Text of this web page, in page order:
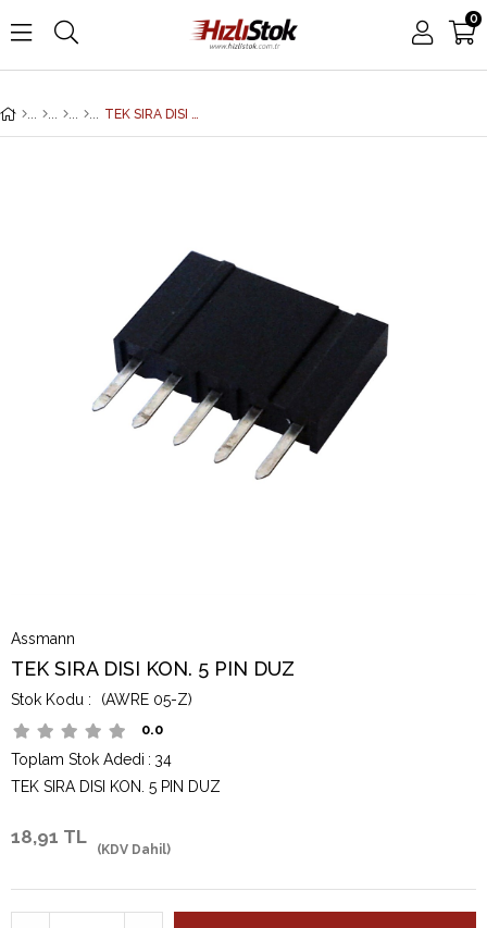
0
TEK SIRA DISI KON. 5 PIN DUZ
Assmann
TEK SIRA DISI KON. 5 PIN DUZ
(AWRE 05-Z)
0.0
Toplam Stok Adedi : 34
TEK SIRA DISI KON. 5 PIN DUZ
18,91 TL
(KDV Dahil)